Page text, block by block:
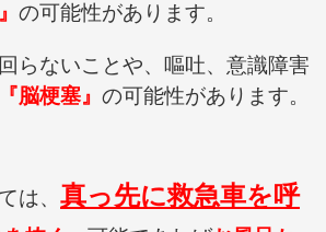
の可能性があります。
らないことや、嘔吐、意識障害
『脳梗塞』 の可能性があります。
は、 真っ先に救急車を呼